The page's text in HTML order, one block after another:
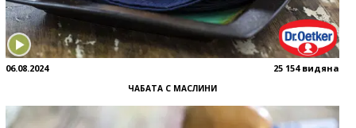
06.08.2024 25 154 видяна
ЧАБАТА С МАСЛИНИ